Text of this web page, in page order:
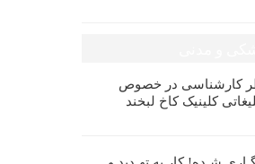
کارشناسی در خصوص
کلینیک کاخ لبخند